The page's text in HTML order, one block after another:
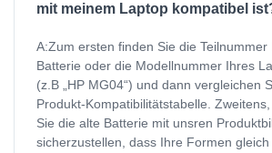
mit meinem Laptop kompatibel
A:Zum ersten finden Sie die Teilnummer
Batterie oder die Modellnummer Ihres
(z.B „HP MG04“) und dann vergleichen
Produkt-Kompatibilitätstabelle.
Sie die alte Batterie mit unsren
sicherzustellen, dass Ihre Formen